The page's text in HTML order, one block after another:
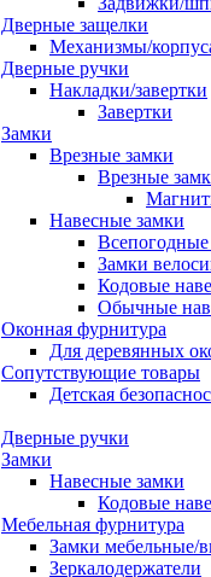
Дверные защелки
Механизмы/
Дверные ручки
Накладки/завертки
Завертки
Замки
Врезные замки
Врезные
Навесные замки
Замки
Кодовые
Обычные
Оконная фурнитура
Для деревянных
Сопутствующие товары
Детская
Дверные ручки
Замки
Навесные замки
Кодовые
Мебельная фурнитура
Замки мебельные/
Зеркалодержатели